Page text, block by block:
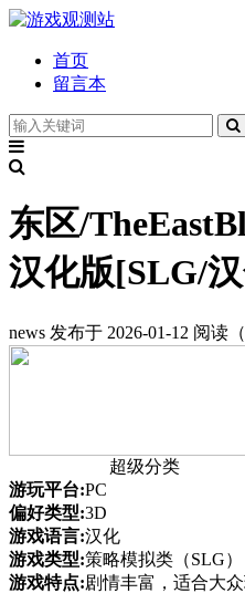
首页
留言本
东区/
汉化版[SLG/
news 发布于 2026-01-12 阅读（
超级分类
游玩平台:PC
偏好类型:3D
游戏语言:汉化
游戏类型:策略模拟类（SLG）
游戏特点:剧情丰富，适合大